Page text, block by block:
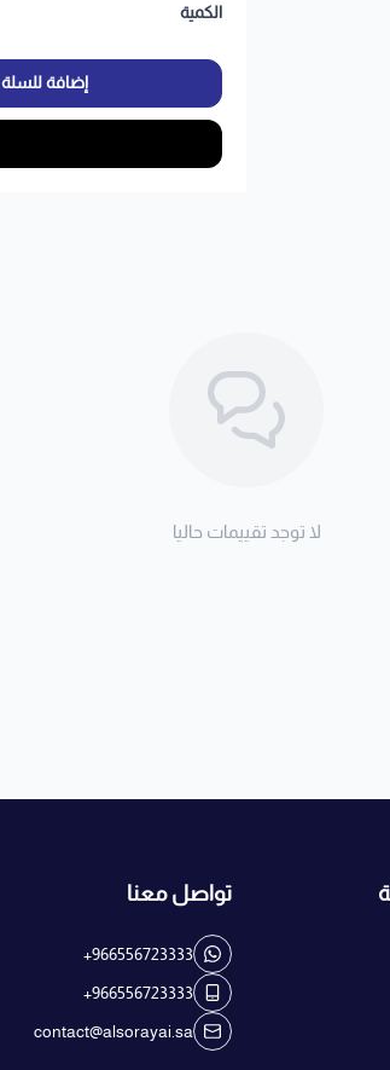
الكمية
إضافة للسلة
لا توجد تقييمات حاليا
تواصل معنا
+966556723333
+966556723333
contact@alsorayai.sa